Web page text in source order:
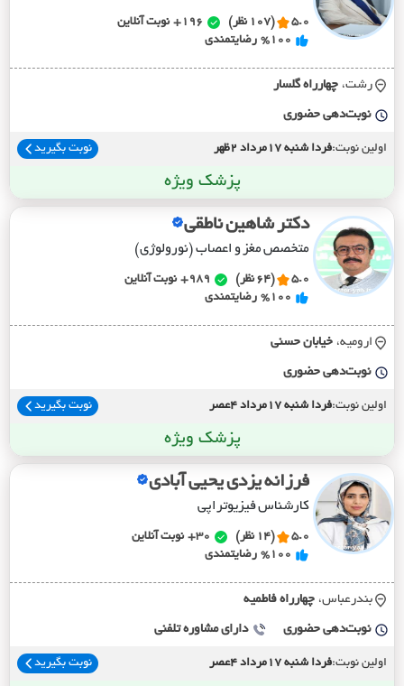
5.0 (107 نظر) 196+
نوبت آنلاین
%100 رضایتمندی
رشت، چهارراه گلسار
نوبت‌دهی حضوری
اولین نوبت:فردا شنبه 17مرداد 2ظهر نوبت بگیرید
پزشک ویژه
دکتر شاهین ناطقی
متخصص مغز و اعصاب (نورولوژی)
5.0 (64 نظر) 989+
نوبت آنلاین
%100 رضایتمندی
ارومیه، خيابان حسني
نوبت‌دهی حضوری
اولین نوبت:فردا شنبه 17مرداد 4عصر نوبت بگیرید
پزشک ویژه
فرزانه یزدی یحیی آبادی
کارشناس فیزیوتراپی
5.0 (14 نظر) 30+
نوبت آنلاین
%100 رضایتمندی
بندرعباس، چهارراه فاطميه
نوبت‌دهی حضوری دارای مشاوره تلفنی
اولین نوبت:فردا شنبه 17مرداد 4عصر نوبت بگیرید